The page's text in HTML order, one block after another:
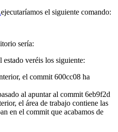
ejecutaríamos el siguiente comando:
sería:
estado veréis los siguiente:
el commit 600cc08 ha
al apuntar al commit 6eb9f2d
el área de trabajo contiene las
en el commit que acabamos de